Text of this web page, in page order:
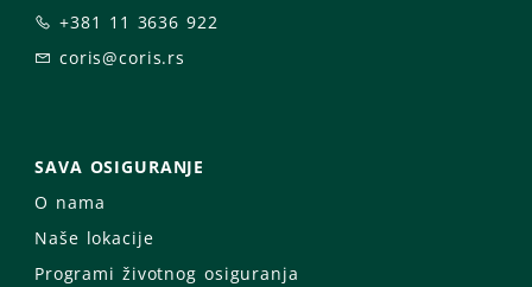
+381 11 3636 922
coris@coris.rs
SAVA OSIGURANJE
O nama
Naše lokacije
Programi životnog osiguranja